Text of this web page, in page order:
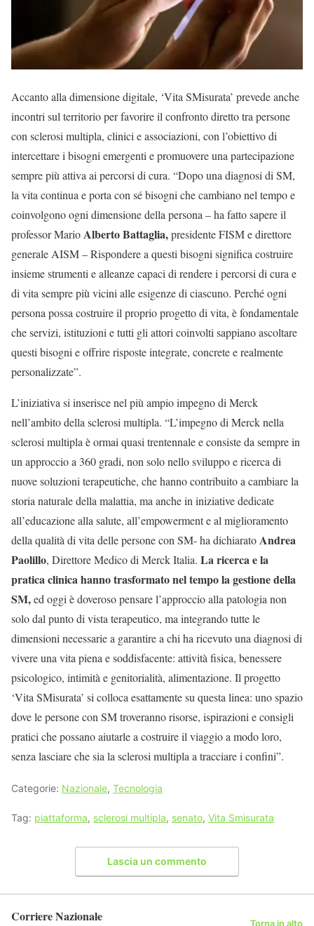
Accanto alla dimensione digitale, ‘Vita SMisurata’ prevede anche
incontri sul territorio per favorire il confronto diretto tra persone
con sclerosi multipla, clinici e associazioni, con l’obiettivo di
intercettare i bisogni emergenti e promuovere una partecipazione
sempre più attiva ai percorsi di cura. “Dopo una diagnosi di SM,
la vita continua e porta con sé bisogni che cambiano nel tempo e
coinvolgono ogni dimensione della persona – ha fatto sapere il
professor MarioAlberto Battaglia,presidente FISM e direttore
generale AISM – Rispondere a questi bisogni significa costruire
insieme strumenti e alleanze capaci di rendere i percorsi di cura e
di vita sempre più vicini alle esigenze di ciascuno. Perché ogni
persona possa costruire il proprio progetto di vita, è fondamentale
che servizi, istituzioni e tutti gli attori coinvolti sappiano ascoltare
questi bisogni e offrire risposte integrate, concrete e realmente
personalizzate”.
L’iniziativa si inserisce nel più ampio impegno di Merck
nell’ambito della sclerosi multipla. “L’impegno di Merck nella
sclerosi multipla è ormai quasi trentennale e consiste da sempre in
un approccio a 360 gradi, non solo nello sviluppo e ricerca di
nuove soluzioni terapeutiche, che hanno contribuito a cambiare la
storia naturale della malattia, ma anche in iniziative dedicate
all’educazione alla salute, all’empowerment e al miglioramento
della qualità di vita delle persone con SM- ha dichiaratoAndrea
Paolillo, Direttore Medico di Merck Italia. La ricerca e la
pratica clinica hanno trasformato nel tempo la gestione della
SM,ed oggi è doveroso pensare l’approccio alla patologia non
solo dal punto di vista terapeutico, ma integrando tutte le
dimensioni necessarie a garantire a chi ha ricevuto una diagnosi di
vivere una vita piena e soddisfacente: attività fisica, benessere
psicologico, intimità e genitorialità, alimentazione. Il progetto
‘Vita SMisurata’ si colloca esattamente su questa linea: uno spazio
dove le persone con SM troveranno risorse, ispirazioni e consigli
pratici che possano aiutarle a costruire il viaggio a modo loro,
senza lasciare che sia la sclerosi multipla a tracciare i confini”.
Categorie: Nazionale, Tecnologia
Tag: piattaforma, sclerosi multipla, senato, Vita Smisurata
Lascia un commento
Corriere Nazionale Torna in alto